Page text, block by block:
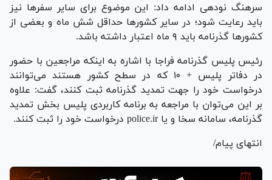
سرهنگ نودهی ادامه داد: این موضوع برای سایر سفر‌ها نیز
باید رعایت شود؛ در سایر کشور‌ها حداقل شش ماه و بعضی از
کشور‌ها گذرنامه باید ۹ ماه اعتبار داشته باشد.
رئیس پلیس گذرنامه فراجا با اشاره به اینکه مراجعین با حضور
در دفاتر پلیس + ۱۰ که در سطح کشور هستند می‌توانند
درخواست خود را جهت تمدید گذرنامه ثبت کنند، گفت: علاوه
بر این می‌توان با مراجعه به برنامه کاربردی پلیس بخش تمدید
گذرنامه، سامانه سخا و یا police.ir درخواست خود را ثبت کنند.
انتهای پیام/